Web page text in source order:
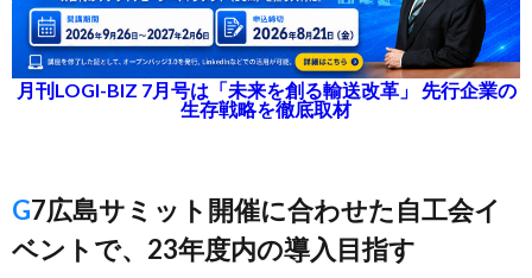
月刊LOGI-BIZ 7月号は「未来を創る輸送改革」 先行企業の
生存戦略を徹底取材
G7広島サミット開催に合わせた自工会イ
ベントで、23年度内の導入目指す